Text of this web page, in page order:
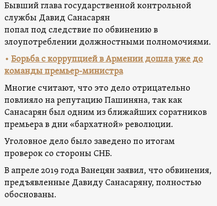
Бывший глава государственной контрольной
службы Давид Санасарян
попал под следствие по обвинению в
злоупотреблении должностными полномочиями.
• Борьба с коррупцией в Армении дошла уже до
команды премьер-министра
Многие считают, что это дело отрицательно
повлияло на репутацию Пашиняна, так как
Санасарян был одним из ближайших соратников
премьера в дни «бархатной» революции.
Уголовное дело было заведено по итогам
проверок со стороны СНБ.
В апреле 2019 года Ванецян заявил, что обвинения,
предъявленные Давиду Санасаряну, полностью
обоснованы.